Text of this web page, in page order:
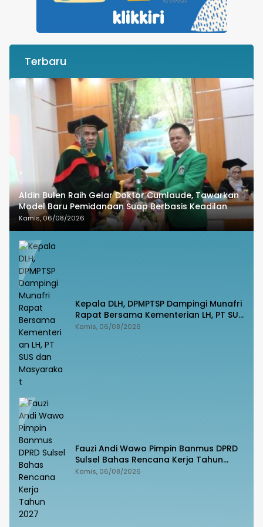
Terbaru
Aldin Bulen Raih Gelar Doktor Cumlaude, Tawarkan
Model Baru Pemidanaan Suap Berbasis Keadilan
Kamis, 06/08/2026
Kepala DLH, DPMPTSP Dampingi Munafri
Rapat Bersama Kementerian LH, PT SUS
dan Masyarakat
Kamis, 06/08/2026
Fauzi Andi Wawo Pimpin Banmus DPRD
Sulsel Bahas Rencana Kerja Tahun
2027
Kamis, 06/08/2026